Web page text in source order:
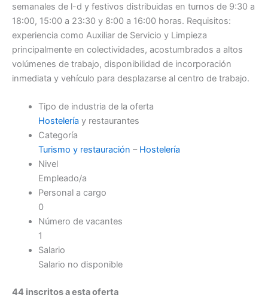
semanales de l-d y festivos distribuidas en turnos de 9:30 a
18:00, 15:00 a 23:30 y 8:00 a 16:00 horas. Requisitos:
experiencia como Auxiliar de Servicio y Limpieza
principalmente en colectividades, acostumbrados a altos
volúmenes de trabajo, disponibilidad de incorporación
inmediata y vehículo para desplazarse al centro de trabajo.
Tipo de industria de la oferta
Hostelería y restaurantes
Categoría
Turismo y restauración – Hostelería
Nivel
Empleado/a
Personal a cargo
0
Número de vacantes
1
Salario
Salario no disponible
44 inscritos a esta oferta